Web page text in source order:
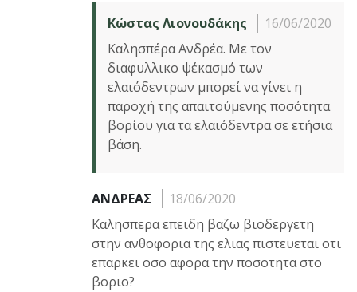
Κώστας Λιονουδάκης
16/06/2020
Καλησπέρα Ανδρέα. Με τον
διαφυλλικο ψέκασμό των
ελαιόδεντρων μπορεί να γίνει η
παροχή της απαιτούμενης ποσότητα
βορίου για τα ελαιόδεντρα σε ετήσια
βάση.
ΑΝΔΡΕΑΣ
18/06/2020
Καλησπερα επειδη βαζω βιοδεργετη
στην ανθοφορια της ελιας πιστευεται οτι
επαρκει οσο αφορα την ποσοτητα στο
βοριο?